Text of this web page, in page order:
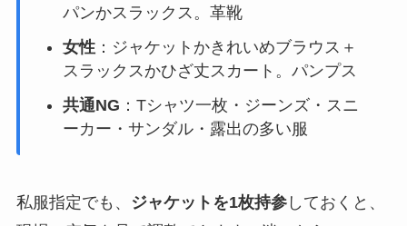
パンかスラックス。革靴
女性：ジャケットかきれいめブラウス＋
スラックスかひざ丈スカート。パンプス
共通NG ：Tシャツ一枚・ジーンズ・スニ
ーカー・サンダル・露出の多い服
私服指定でも、 ジャケットを1枚持参しておくと、